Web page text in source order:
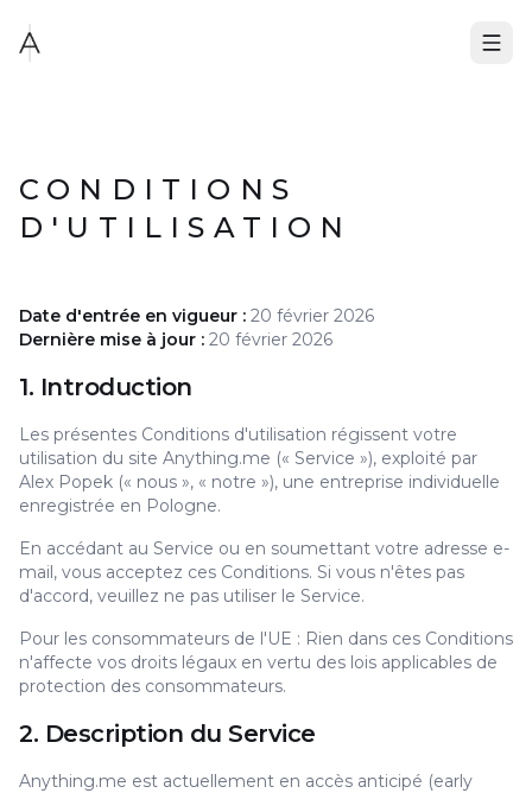
CONDITIONS
D'UTILISATION
Date d'entrée en vigueur : 20 février 2026
Dernière mise à jour : 20 février 2026
1. Introduction
Les présentes Conditions d'utilisation régissent votre
utilisation du site Anything.me (« Service »), exploité par
Alex Popek (« nous », « notre »), une entreprise individuelle
enregistrée en Pologne.
En accédant au Service ou en soumettant votre adresse e-
mail, vous acceptez ces Conditions. Si vous n'êtes pas
d'accord, veuillez ne pas utiliser le Service.
Pour les consommateurs de l'UE : Rien dans ces Conditions
n'affecte vos droits légaux en vertu des lois applicables de
protection des consommateurs.
2. Description du Service
Anything.me est actuellement en accès anticipé (early